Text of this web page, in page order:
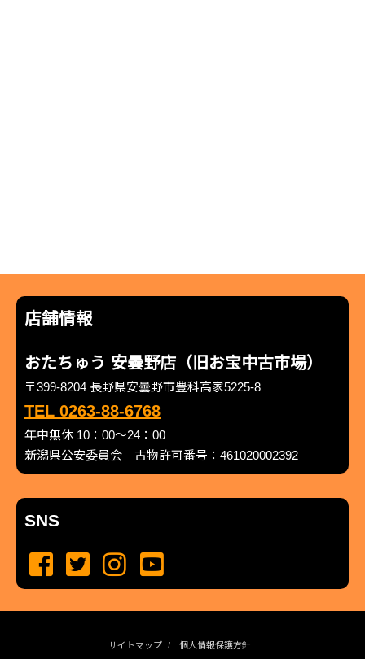
店舗情報
おたちゅう 安曇野店（旧お宝中古市場）
〒399-8204 長野県安曇野市豊科高家5225-8
TEL 0263-88-6768
年中無休 10：00～24：00
新潟県公安委員会 古物許可番号：461020002392
SNS
サイトマップ 個人情報保護方針